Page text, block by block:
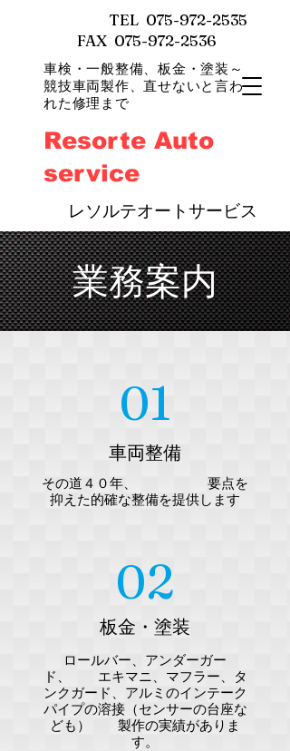
Resorte Auto
service
TEL 075-972-2535
FAX 075-972-2536
車検・一般整備、 板金・塗装～
競技車両製作、直せないと言わ
れた修理まで
レソルテオートサービス
業務案内
01
車両整備
その道４０年、 要点を
抑えた的確な整備​を提供します
02
板金・塗装
ロールバー、アンダーガー
ド、 エキマニ、マフラー、タ
ンクガード、アルミのインテーク
パイプの溶接（センサーの台座な
ども） 製作の実績がありま
す。